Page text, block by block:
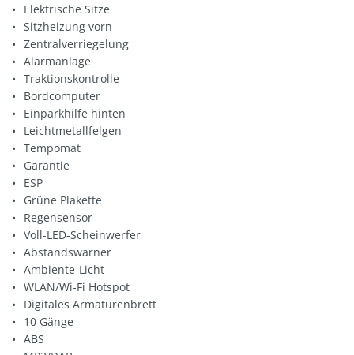
Elektrische Sitze
Sitzheizung vorn
Zentralverriegelung
Alarmanlage
Traktionskontrolle
Bordcomputer
Einparkhilfe hinten
Leichtmetallfelgen
Tempomat
Garantie
ESP
Grüne Plakette
Regensensor
Voll-LED-Scheinwerfer
Abstandswarner
Ambiente-Licht
WLAN/Wi-Fi Hotspot
Digitales Armaturenbrett
10 Gänge
ABS